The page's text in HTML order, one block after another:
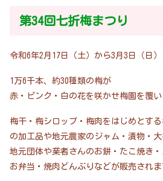
第34回七折梅まつり
令和6年2月17日（土）から3月3日（日）
1万6千本、約30種類の梅が
赤・ピンク・白の花を咲かせ梅園を覆い
梅干・梅シロップ・梅肉をはじめとす
の加工品や地元農家のジャム・漬物・大
地元団体や業者さんのお餅・たこ焼き
お弁当・焼肉どんぶりなどが販売されま